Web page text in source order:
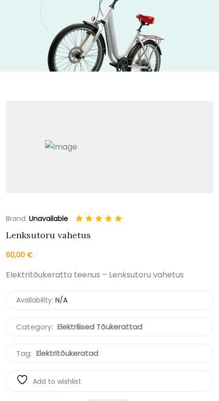
Brand: Unavailable
Lenksutoru vahetus
60,00 €
Elektritõukeratta teenus – Lenksutoru vahetus
Availability: N/A
Category: Elektrilised Tõukerattad
Tag: Elektritõukeratad
Add to wishlist